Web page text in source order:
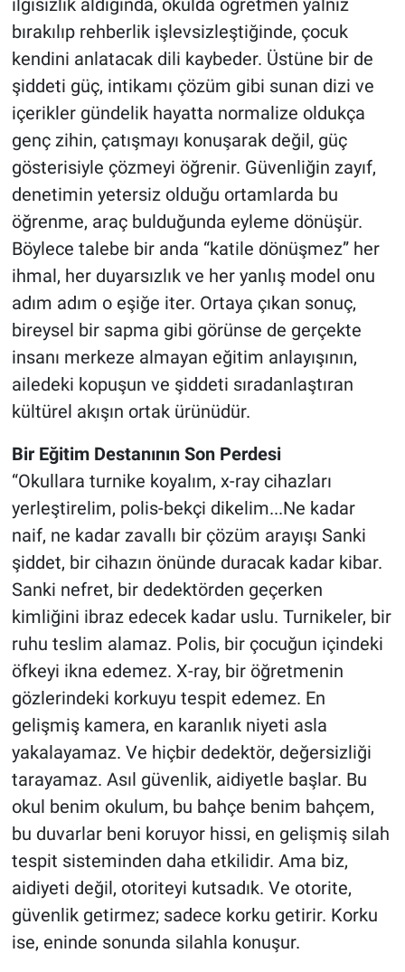
ilgisizlik aldığında, okulda öğretmen yalnız
bırakılıp rehberlik işlevsizleştiğinde, çocuk
kendini anlatacak dili kaybeder. Üstüne bir de
şiddeti güç, intikamı çözüm gibi sunan dizi ve
içerikler gündelik hayatta normalize oldukça
genç zihin, çatışmayı konuşarak değil, güç
gösterisiyle çözmeyi öğrenir. Güvenliğin zayıf,
denetimin yetersiz olduğu ortamlarda bu
öğrenme, araç bulduğunda eyleme dönüşür.
Böylece talebe bir anda “katile dönüşmez” her
ihmal, her duyarsızlık ve her yanlış model onu
adım adım o eşiğe iter. Ortaya çıkan sonuç,
bireysel bir sapma gibi görünse de gerçekte
insanı merkeze almayan eğitim anlayışının,
ailedeki kopuşun ve şiddeti sıradanlaştıran
kültürel akışın ortak ürünüdür.
Bir Eğitim Destanının Son Perdesi
“Okullara turnike koyalım, x-ray cihazları
yerleştirelim, polis-bekçi dikelim...Ne kadar
naif, ne kadar zavallı bir çözüm arayışı Sanki
şiddet, bir cihazın önünde duracak kadar kibar.
Sanki nefret, bir dedektörden geçerken
kimliğini ibraz edecek kadar uslu. Turnikeler, bir
ruhu teslim alamaz. Polis, bir çocuğun içindeki
öfkeyi ikna edemez. X-ray, bir öğretmenin
gözlerindeki korkuyu tespit edemez. En
gelişmiş kamera, en karanlık niyeti asla
yakalayamaz. Ve hiçbir dedektör, değersizliği
tarayamaz. Asıl güvenlik, aidiyetle başlar. Bu
okul benim okulum, bu bahçe benim bahçem,
bu duvarlar beni koruyor hissi, en gelişmiş silah
tespit sisteminden daha etkilidir. Ama biz,
aidiyeti değil, otoriteyi kutsadık. Ve otorite,
güvenlik getirmez; sadece korku getirir. Korku
ise, eninde sonunda silahla konuşur.